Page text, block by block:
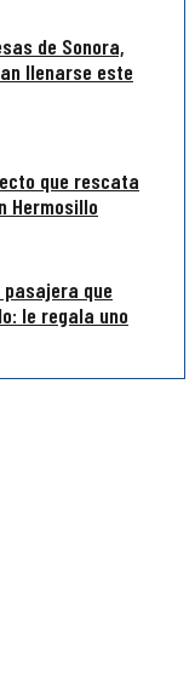
de Sonora,
llenarse este
que rescata
Hermosillo
que
le regala uno